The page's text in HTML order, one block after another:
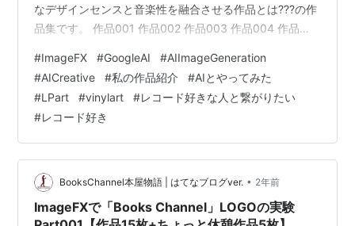
なデザインセンスと音楽性を融合させる作品とは???の作
品集です。 作品001 作品002 作品003 作品004 作品
bookschannel.shop note version 内容が多少異なる場合
があります。 note.com 本日のtag… #ImageFX
#GoogleAI #AIImageGeneration #AICreative #私の作品
紹…
#ImageFX #GoogleAI #AIImageGeneration
#AICreative #私の作品紹介 #AIとやってみた
#LPart #vinylart #レコード好きな人と繋がりたい
#レコード好き
BooksChannel本屋物語 | はてなブログver. • 2年前
ImageFXで「Books Channel」LOGOの実験